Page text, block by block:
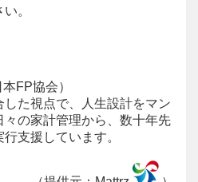
。
FP協会）
た視点で、人生設計をマン
の家計管理から、数十年先
支援しています。